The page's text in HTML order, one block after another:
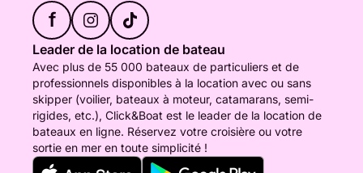
f
Leader de la location de bateau
Avec plus de 55 000 bateaux de particuliers et de
professionnels disponibles à la location avec ou sans
skipper (voilier, bateaux à moteur, catamarans, semi-
rigides, etc.), Click&Boat est le leader de la location de
bateaux en ligne. Réservez votre croisière ou votre
sortie en mer en toute simplicité !